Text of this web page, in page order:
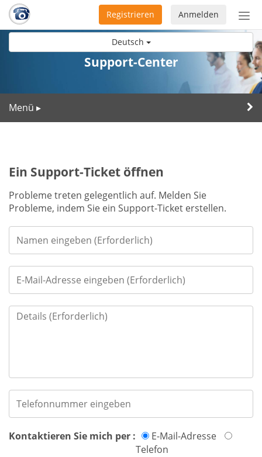
Deutsch
Anmelden
Registrieren
Support-Center
Menü ▸
Ein Support-Ticket öffnen
Probleme treten gelegentlich auf. Melden Sie
Probleme, indem Sie ein Support-Ticket erstellen.
Kontaktieren Sie mich per :
E-Mail-Adresse
Telefon